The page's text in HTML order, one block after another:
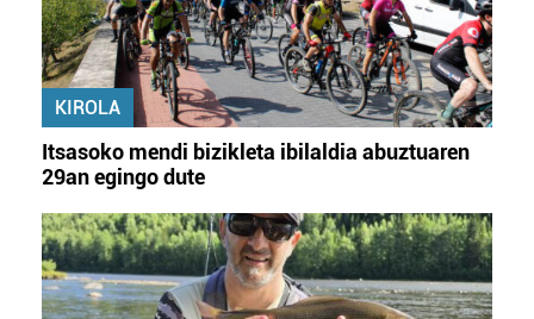
KIROLA
Itsasoko mendi bizikleta ibilaldia abuztuaren
29an egingo dute